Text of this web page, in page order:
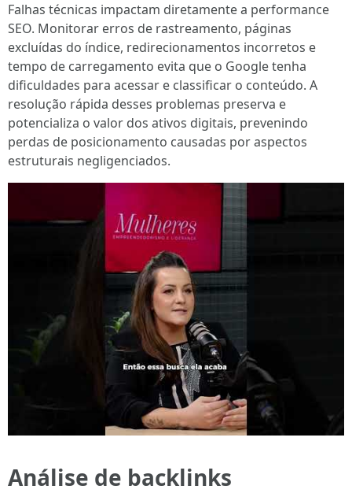
Falhas técnicas impactam diretamente a performance
SEO. Monitorar erros de rastreamento, páginas
excluídas do índice, redirecionamentos incorretos e
tempo de carregamento evita que o Google tenha
dificuldades para acessar e classificar o conteúdo. A
resolução rápida desses problemas preserva e
potencializa o valor dos ativos digitais, prevenindo
perdas de posicionamento causadas por aspectos
estruturais negligenciados.
Análise de backlinks